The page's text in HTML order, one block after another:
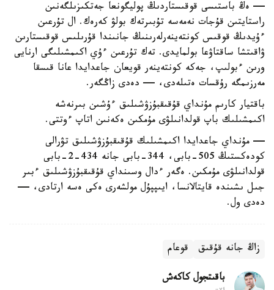
— ەڭ باستىسى قوقىستاردىڭ پوليگونعا جەتكىزىلگەنىن
راستايتىن قۇجات نەمەسە تۇبىرتەك بولۋ كەرەك. ال تۇرعىن
ءۇيدىڭ قوقىس كونتەينەرلەرىنىڭ جانىندا قۇرىلىس قوقىستارىن
ۋاقىتشا ساقتاۋعا بولمايدى. تەك تۇرعىن ءۇي اكىمشىلىگى ارنايى
ورىن ءبولىپ، جەكە كونتەينەر قويعان جاعدايدا عانا قىسقا
مەرزىمگە رۇقسات ەتىلەدى، — دەدى زاڭگەر.
باقتيار كارىم مۇنداي قۇقىقبۇزۋشىلىق ءۇشىن بىرنەشە
اكىمشىلىك باپ قولدانىلۋى مۇمكىن ەكەنىن اتاپ ءوتتى.
— مۇنداي جاعدايدا اكىمشىلىك قۇقىقبۇزۋشىلىق تۋرالى
كودەكستىڭ 505-بابى، 344-بابى جانە 434-2-بابى
قولدانىلۋى مۇمكىن. ەگەر ءدال وسىنداي قۇقىقبۇزۋشىلىق ءبىر
جىل ىشىندە قايتالانسا، ايىپپۇل مولشەرى ەكى ەسە ارتادى، —
دەدى ول.
زاڭ جانە قۇقىق قوعام
باقىتجول كاكەش